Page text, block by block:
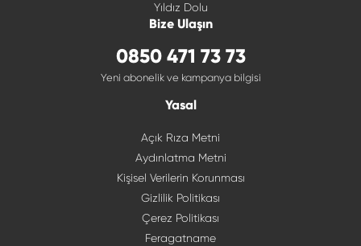
Yıldız Dolu
Bize Ulaşın
0850 471 73 73
Yeni abonelik ve kampanya bilgisi
Yasal
Açık Rıza Metni
Aydınlatma Metni
Kişisel Verilerin Korunması
Gizlilik Politikası
Çerez Politikası
Feragatname